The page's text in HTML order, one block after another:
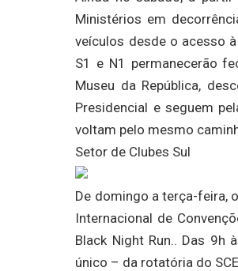
Ministérios em
veículos desde o acesso
S1 e N1 permanecerão
Museu da República,
Presidencial e seguem
voltam pelo mesmo
Setor de Clubes Sul
De domingo a terça-feira,
Internacional de
Black Night Run.. Das 9h
único – da rotatória do